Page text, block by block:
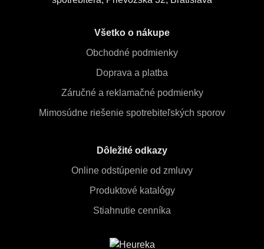
Všetko o nákupe
Obchodné podmienky
Doprava a platba
Záručné a reklamačné podmienky
Mimosúdne riešenie spotrebiteľských sporov
Dôležité odkazy
Online odstúpenie od zmluvy
Produktové katalógy
Stiahnutie cenníka